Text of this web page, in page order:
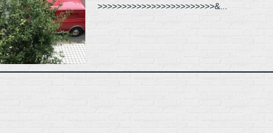
>>>>>>>>>>>>>>>>>>>>>>>>&...